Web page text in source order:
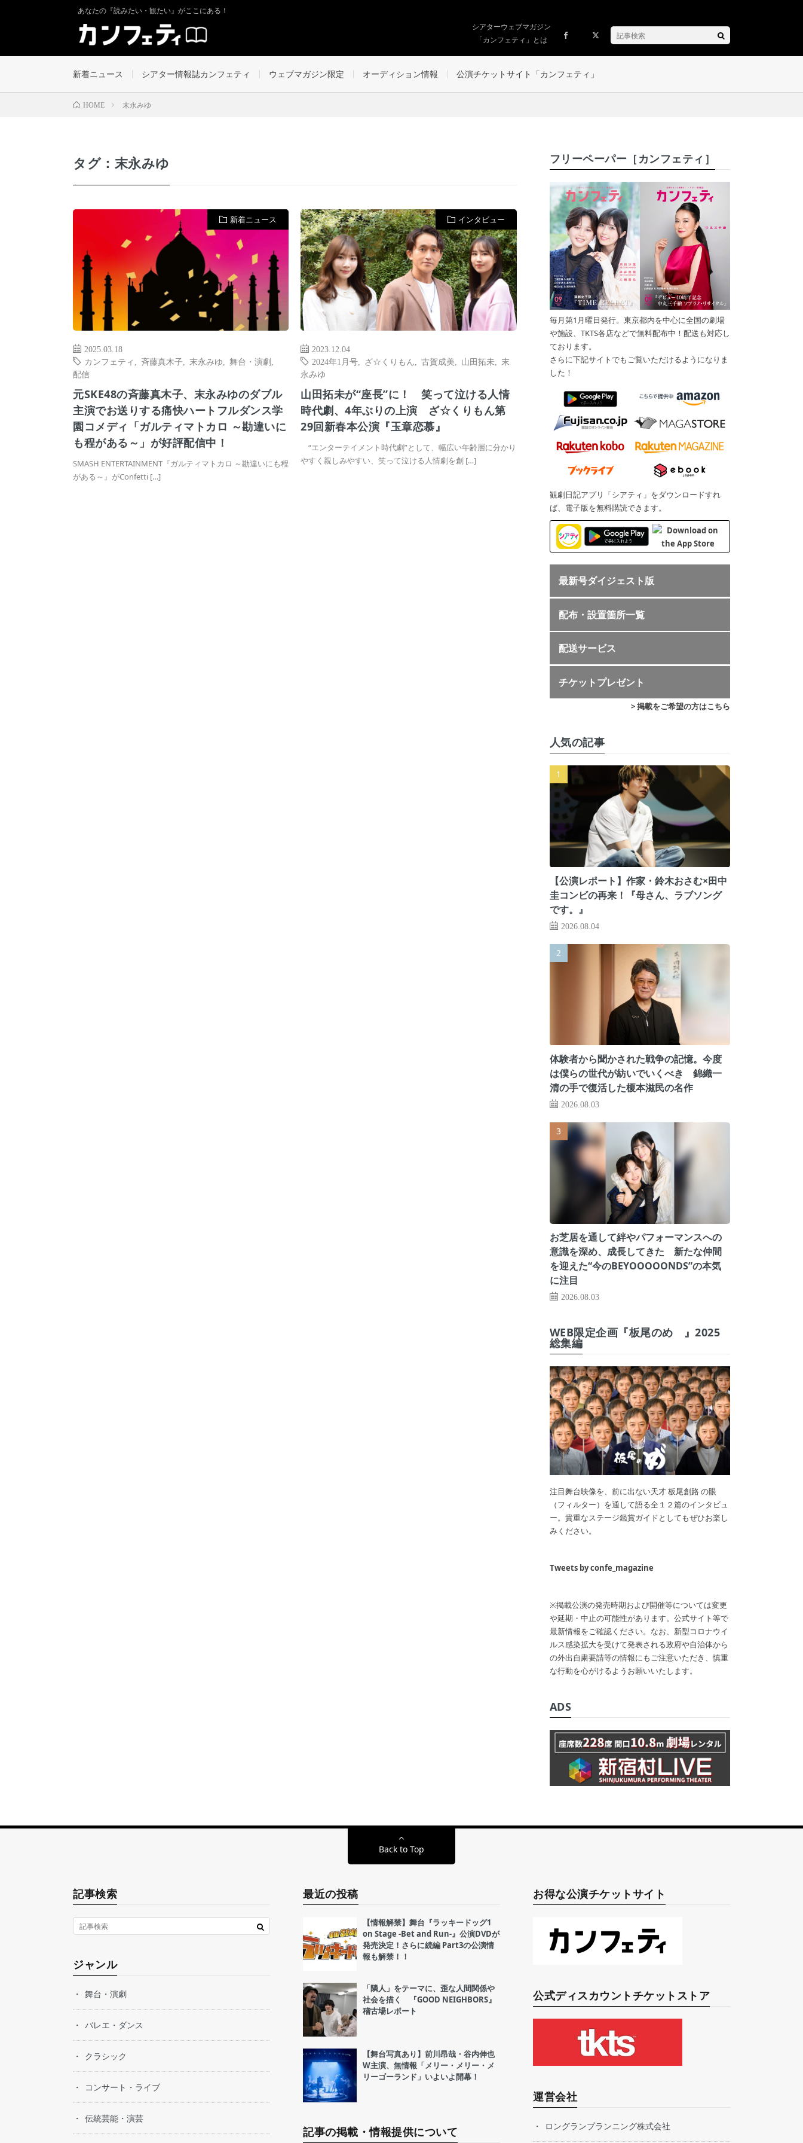
あなたの『読みたい・観たい』がここにある！
シアターウェブマガジン
「カンフェティ」とは
新着ニュース シアター情報誌カンフェティ ウェブマガジン限定 オーディション情報 公演チケットサイト「カンフェティ」
HOME 末永みゆ
タグ：末永みゆ
新着ニュース
2025.03.18
カンフェティ
斉藤真木子 末永みゆ 舞台・演劇
配信
元SKE48の斉藤真木子、末永みゆのダブル
主演でお送りする痛快ハートフルダンス学
園コメディ「ガルティマトカロ ～勘違いに
も程がある～」が好評配信中！
SMASH ENTERTAINMENT『ガルティマトカロ ～勘違いにも程
がある～』がConfetti […]
インタビュー
2023.12.04
2024年1月号
ざ☆くりもん ,古賀成美 山田拓未
末
永みゆ
山田拓未が“座長”に！ 笑って泣ける人情
時代劇、4年ぶりの上演 ざ☆くりもん第
29回新春本公演『玉章恋慕』
“エンターテイメント時代劇”として、幅広い年齢層に分かり
やすく親しみやすい、笑って泣ける人情劇を創 […]
フリーペーパー［カンフェティ］
毎月第1月曜日発行。東京都内を中心に全国の劇場
や施設、TKTS各店などで無料配布中！配送も対応し
ております。
さらに下記サイトでもご覧いただけるようになりま
した！
観劇日記アプリ「シアティ」をダウンロードすれ
ば、電子版を無料購読できます。
最新号ダイジェスト版
配布・設置箇所一覧
配送サービス
チケットプレゼント
> 掲載をご希望の方はこちら
人気の記事
【公演レポート】作家・鈴木おさむ×田中
圭コンビの再来！『母さん、ラブソング
です。』
2026.08.04
体験者から聞かされた戦争の記憶。今度
は僕らの世代が紡いでいくべき 錦織一
清の手で復活した榎本滋民の名作
2026.08.03
お芝居を通して絆やパフォーマンスへの
意識を深め、成長してきた 新たな仲間
を迎えた“今のBEYOOOOONDS”の本気
に注目
2026.08.03
WEB限定企画『板尾のめ゙』2025
総集編
注目舞台映像を、前に出ない天才 板尾創路 の眼
（フィルター）を通して語る全１２篇のインタビュ
ー。貴重なステージ鑑賞ガイドとしてもぜひお楽し
みください。
Tweets by confe_magazine
※掲載公演の発売時期および開催等については変更
や延期・中止の可能性があります。公式サイト等で
最新情報をご確認ください。なお、新型コロナウイ
ルス感染拡大を受けて発表される政府や自治体から
の外出自粛要請等の情報にもご注意いただき、慎重
な行動を心がけるようお願いいたします。
ADS
Back to Top
記事検索
ジャンル
舞台・演劇
バレエ・ダンス
クラシック
コンサート・ライブ
伝統芸能・演芸
最近の投稿
【情報解禁】舞台『ラッキードッグ1
on Stage -Bet and Run-』公演DVDが
発売決定！さらに続編 Part3の公演情
報も解禁！！
「隣人」をテーマに、歪な人間関係や
社会を描く 『GOOD NEIGHBORS』
稽古場レポート
【舞台写真あり】前川昂哉・谷内伸也
W主演、無情報「メリー・メリー・メ
リーゴーランド」いよいよ開幕！
記事の掲載・情報提供について
お得な公演チケットサイト
公式ディスカウントチケットストア
運営会社
ロングランプランニング株式会社